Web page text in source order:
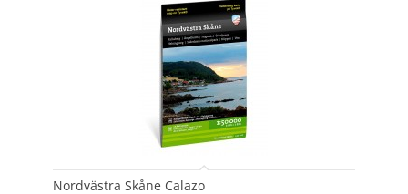
Nordvästra Skåne Calazo